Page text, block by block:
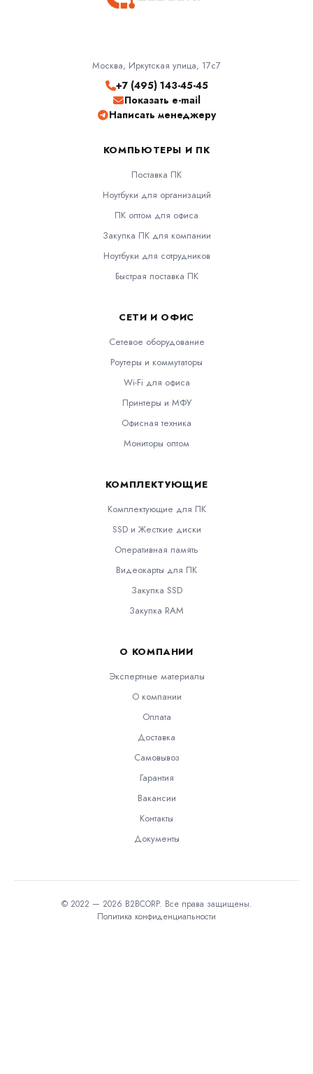
Москва, Иркутская улица, 17с7
+7 (495) 143-45-45
Показать e-mail
Написать менеджеру
КОМПЬЮТЕРЫ И ПК
Поставка ПК
Ноутбуки для организаций
ПК оптом для офиса
Закупка ПК для компании
Ноутбуки для сотрудников
Быстрая поставка ПК
СЕТИ И ОФИС
Сетевое оборудование
Роутеры и коммутаторы
Wi-Fi для офиса
Принтеры и МФУ
Офисная техника
Мониторы оптом
КОМПЛЕКТУЮЩИЕ
Комплектующие для ПК
SSD и Жесткие диски
Оперативная память
Видеокарты для ПК
Закупка SSD
Закупка RAM
О КОМПАНИИ
Экспертные материалы
О компании
Оплата
Доставка
Самовывоз
Гарантия
Вакансии
Контакты
Документы
© 2022 — 2026 B2BCORP. Все права защищены.
Политика конфиденциальности